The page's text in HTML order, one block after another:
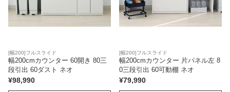
[幅200]フルスライド
幅200cmカウンター 60開き 80三
段引出 60ダスト ネオ
¥98,990
[幅200]フルスライド
幅200cmカウンター 片パネル左 8
0三段引出 60可動棚 ネオ
¥79,990